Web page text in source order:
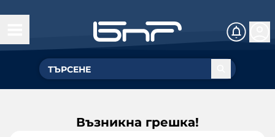
Възникна грешка!